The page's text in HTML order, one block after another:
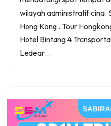
wilayah administratif cina.
Hong Kong . Tour
Hotel Bintang 4
Ledear…